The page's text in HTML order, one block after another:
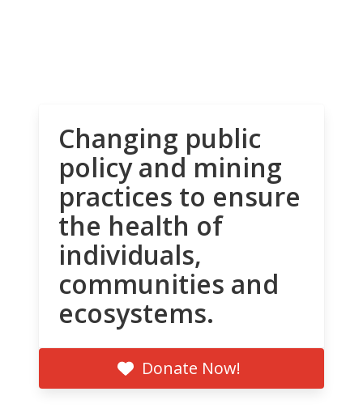
Changing public
policy and mining
practices to ensure
the health of
individuals,
communities and
ecosystems.
Donate Now!